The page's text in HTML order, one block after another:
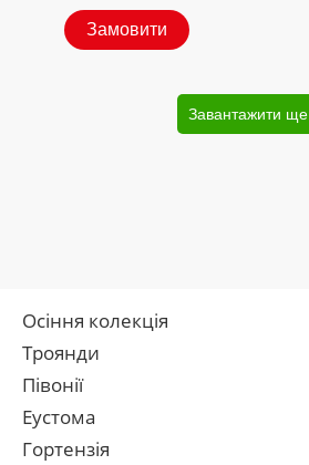
Замовити
Завантажити ще
Осіння колекція
Троянди
Півонії
Еустома
Гортензія